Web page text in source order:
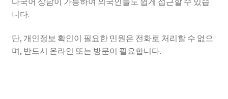
니다.
단, 개인정보 확인이 필요한 민원은 전화로 처리할 수 없으
며, 반드시 온라인 또는 방문이 필요합니다.